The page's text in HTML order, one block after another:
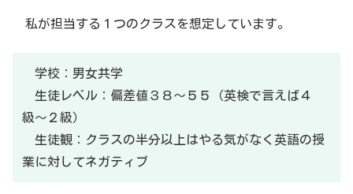
私が担当する１つのクラスを想定しています。
学校：男女共学
生徒レベル：偏差値３８〜５５（英検で言えば４
級〜２級）
生徒観：クラスの半分以上はやる気がなく英語の授
業に対してネガティブ